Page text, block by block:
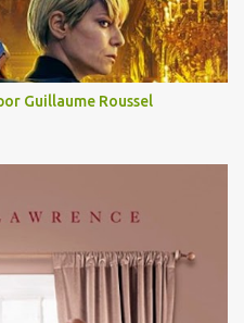
Guillaume Roussel